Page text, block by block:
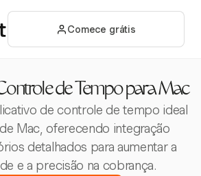
Comece grátis
de Tempo para Mac
de controle de tempo ideal
Mac, oferecendo integração
detalhados para aumentar a
e a precisão na cobrança.